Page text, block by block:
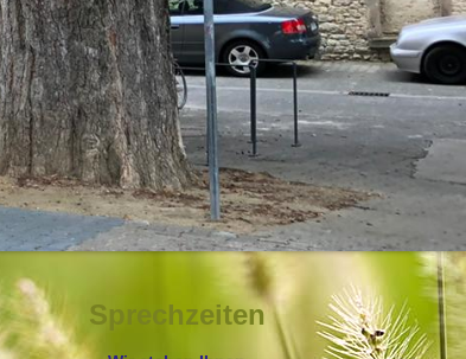
Sprechzeiten